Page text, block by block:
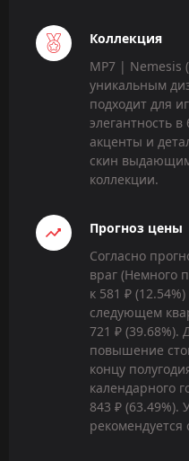
Коллекция
MP7 | Nemesis
уникальным
подходит для
элегантность
акценты и
скин
коллекции.
Прогноз цены
Согласно
враг (Немного
к 581 ₽
следующем
721 ₽ (39.68%).
повышение
концу
календарного
843 ₽ (63.49%).
рекомендуется